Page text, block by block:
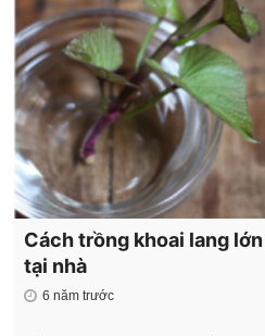
Cách trồng khoai lang
tại nhà
6 năm trước